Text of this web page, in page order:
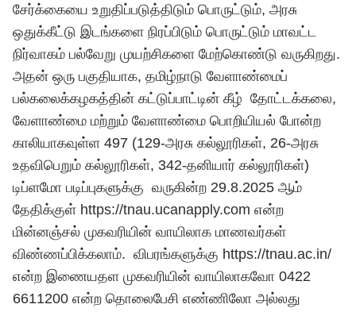
சேர்க்கையை உறுதிப்படுத்திடும் பொருட்டும், அரசு
ஒதுக்கீட்டு இடங்களை நிரப்பிடும் பொருட்டும் மாவட்ட
நிர்வாகம் பல்வேறு முயற்சிகளை மேற்கொண்டு வருகிறது.
அதன் ஒரு பகுதியாக, தமிழ்நாடு வேளாண்மைப்
பல்கலைக்கழகத்தின் கட்டுப்பாட்டின் கீழ் தோட்டக்கலை,
வேளாண்மை மற்றும் வேளாண்மை பொறியியல் போன்ற
காலியாகவுள்ள 497 (129-அரசு கல்லூரிகள், 26-அரசு
உதவிபெறும் கல்லூரிகள், 342-தனியார் கல்லூரிகள்)
டிப்ளமோ படிப்புகளுக்கு வருகின்ற 29.8.2025 ஆம்
தேதிக்குள் https://tnau.ucanapply.com என்ற
மின்னஞ்சல் முகவரியின் வாயிலாக மாணவர்கள்
விண்ணப்பிக்கலாம். விபரங்களுக்கு https://tnau.ac.in/
என்ற இணையதள முகவரியின் வாயிலாகவோ 0422
6611200 என்ற தொலைபேசி எண்ணிலோ அல்லது